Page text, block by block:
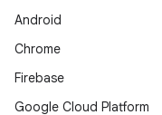
Android
Chrome
Firebase
Google Cloud Platform